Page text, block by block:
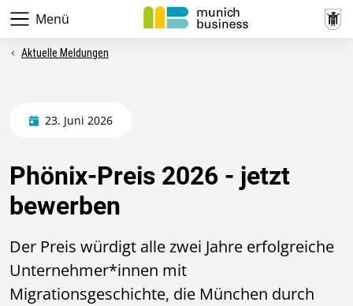
Menü
Aktuelle Meldungen
Phönix-Preis 2026 - jetzt
bewerben
23. Juni 2026
Der Preis würdigt alle zwei Jahre erfolgreiche
Unternehmer*innen mit
Migrationsgeschichte, die München durch